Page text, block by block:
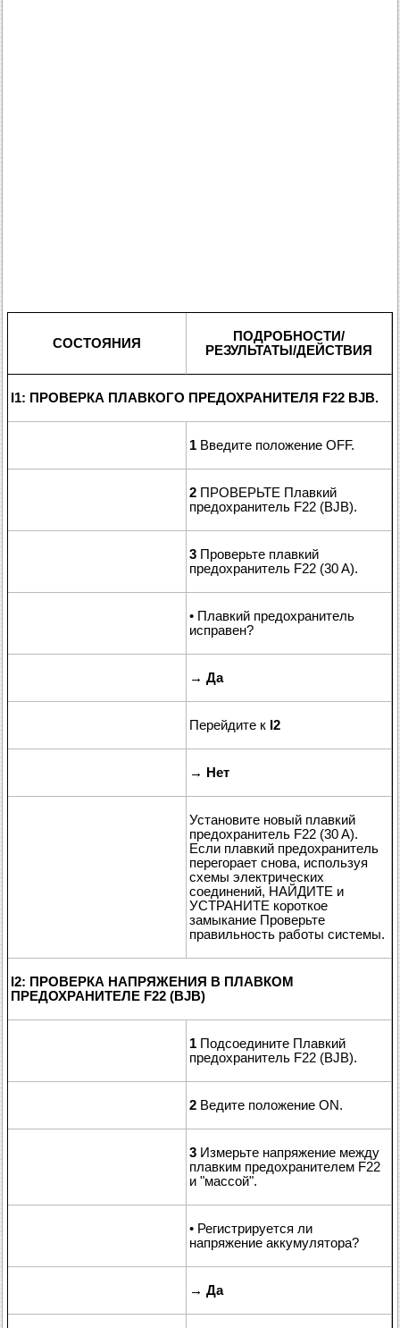
СОСТОЯНИЯ
ПОДРОБНОСТИ/
РЕЗУЛЬТАТЫ/ДЕЙСТВИЯ
I1: ПРОВЕРКА ПЛАВКОГО ПРЕДОХРАНИТЕЛЯ F22 BJB.
1 Введите положение OFF.
2 ПРОВЕРЬТЕ Плавкий
предохранитель F22 (BJB).
3 Проверьте плавкий
предохранитель F22 (30 A).
• Плавкий предохранитель
исправен?
→ Да
Перейдите к I2
→ Нет
Установите новый плавкий
предохранитель F22 (30 A).
Если плавкий предохранитель
перегорает снова, используя
схемы электрических
соединений, НАЙДИТЕ и
УСТРАНИТЕ короткое
замыкание Проверьте
правильность работы системы.
I2: ПРОВЕРКА НАПРЯЖЕНИЯ В ПЛАВКОМ
ПРЕДОХРАНИТЕЛЕ F22 (BJB)
1 Подсоедините Плавкий
предохранитель F22 (BJB).
2 Ведите положение ON.
3 Измерьте напряжение между
плавким предохранителем F22
и "массой".
• Регистрируется ли
напряжение аккумулятора?
→ Да